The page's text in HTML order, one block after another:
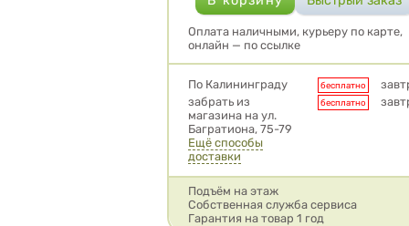
Оплата наличными, курьеру по карте,
онлайн — по ссылке
Условия доставки
По Калининграду бесплатно
забрать из
магазина на ул.
Багратиона, 75-79
бесплатно
Ещё способы
доставки
Подъём на этаж
Собственная служба сервиса
Гарантия на товар 1 год